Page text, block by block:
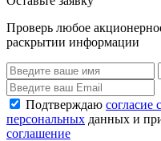
Проверь любое
раскрытии информации
Подтверждаю согласие
персональных данных и
соглашение